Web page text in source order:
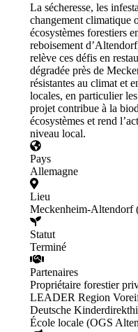
La sécheresse, les
changement climatique
écosystèmes forestiers
reboisement
relève ces défis en
dégradée près de
résistantes au climat et
locales, en particulier
projet contribue à la
écosystèmes et rend
niveau local.
Pays
Allemagne
Lieu
Meckenheim-Altendorf
Statut
Terminé
Partenaires
Propriétaire forestier
LEADER Region
Deutsche
École locale (OGS